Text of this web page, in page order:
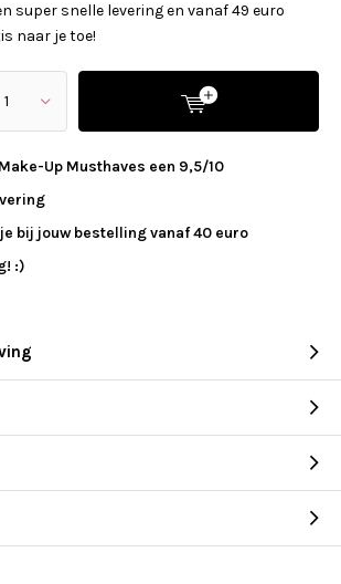
super snelle levering en vanaf 49 euro
naar je toe!
Up Musthaves een 9,5/10
bij jouw bestelling vanaf 40 euro
:)